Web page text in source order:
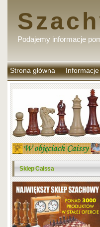
Podajemy informacje
Strona główna Informacje
Sklep Caissa